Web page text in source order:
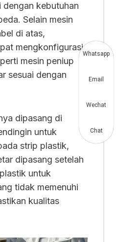
dengan kebutuhan
Selain mesin
di atas,
mengkonfigurasi
mesin peniup
sesuai dengan
dipasang di
untuk
strip plastik,
dipasang setelah
untuk
tidak memenuhi
kualitas
Whatsapp
Email
Wechat
Chat